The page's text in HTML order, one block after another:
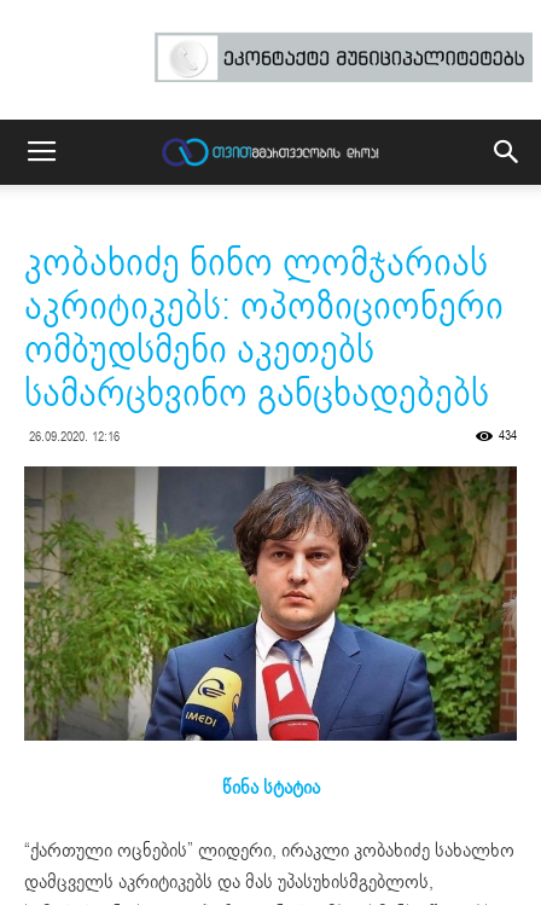
კობახიძე ნინო ლომჯარიას
აკრიტიკებს: ოპოზიციონერი
ომბუდსმენი აკეთებს
სამარცხვინო განცხადებებს
26.09.2020. 12:16 434
წინა სტატია
“ქართული ოცნების” ლიდერი, ირაკლი კობახიძე სახალხო
დამცველს აკრიტიკებს და მას უპასუხისმგებლოს,